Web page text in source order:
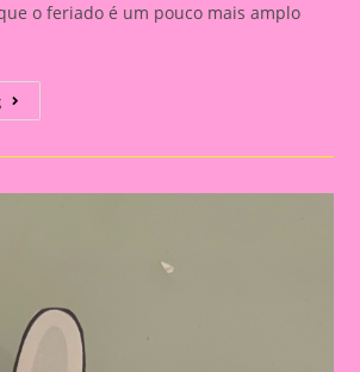
o feriado é um pouco mais amplo
Planejamento
Páscoa
A